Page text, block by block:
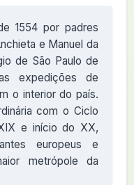
1554 por padres
e Manuel da
de São Paulo de
expedições de
o interior do país.
com o Ciclo
e início do XX,
europeus e
metrópole da